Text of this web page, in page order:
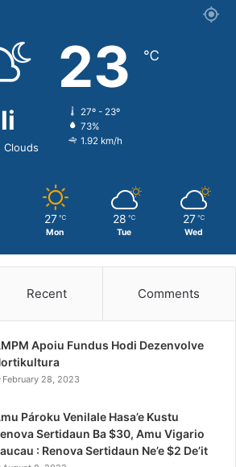
Clouds
23 ℃
27º - 23º
73%
1.92 km/h
27 ℃
Mon
28 ℃
Tue
27 ℃
Wed
Recent Comments
Apoiu Fundus Hodi Dezenvolve
February 28, 2023
Pároku Venilale Hasa’e Kustu
Sertidaun Ba $30, Amu Vigario
: Renova Sertidaun Ne’e $2 De’it